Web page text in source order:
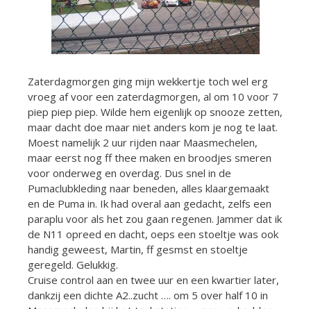
Zaterdagmorgen ging mijn wekkertje toch wel erg
vroeg af voor een zaterdagmorgen, al om 10 voor 7
piep piep piep. Wilde hem eigenlijk op snooze zetten,
maar dacht doe maar niet anders kom je nog te laat.
Moest namelijk 2 uur rijden naar Maasmechelen,
maar eerst nog ff thee maken en broodjes smeren
voor onderweg en overdag. Dus snel in de
Pumaclubkleding naar beneden, alles klaargemaakt
en de Puma in. Ik had overal aan gedacht, zelfs een
paraplu voor als het zou gaan regenen. Jammer dat ik
de N11 opreed en dacht, oeps een stoeltje was ook
handig geweest, Martin, ff gesmst en stoeltje
geregeld. Gelukkig.
Cruise control aan en twee uur en een kwartier later,
dankzij een dichte A2..zucht …. om 5 over half 10 in